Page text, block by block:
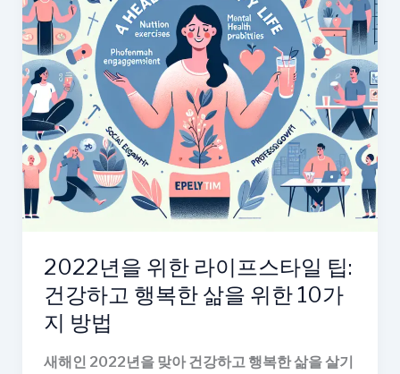
삶
을
만
들
어
보
세
요!
2022년을 위한 라이프스타일 팁:
건강하고 행복한 삶을 위한 10가
지 방법
새해인 2022년을 맞아 건강하고 행복한 삶을 살기